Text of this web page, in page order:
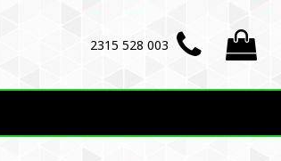
2315 528 003